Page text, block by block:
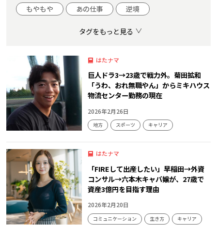
もやもや
あの仕事 逆境
タグをもっと見る
はたナマ
巨人ドラ3→23歳で戦力外。菊田拡和
「うわ、おれ無職やん」からミキハウス
物流センター勤務の現在
2026年2月26日
地方 スポーツ キャリア
はたナマ
「FIREして出産したい」早稲田→外資
コンサル→六本木キャバ嬢が、27歳で
資産3億円を目指す理由
2026年2月20日
コミュニケーション 生き方 キャリア